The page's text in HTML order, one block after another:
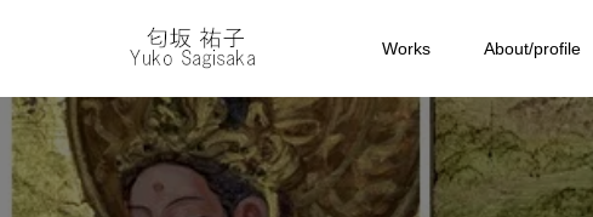
Works About/profile